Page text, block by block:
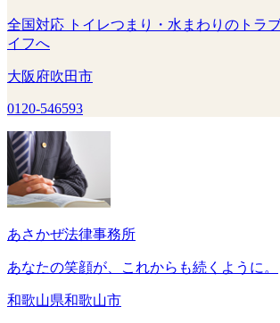
全国対応 トイレつまり・水まわりのトラ
イフへ
大阪府吹田市
0120-546593
あさかぜ法律事務所
あなたの笑顔が、これからも続くように。
和歌山県和歌山市